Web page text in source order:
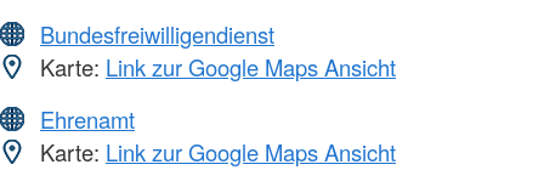
Bundesfreiwilligendienst
Karte: Link zur Google Maps Ansicht
Ehrenamt
Karte: Link zur Google Maps Ansicht